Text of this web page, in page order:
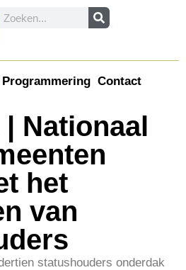
Programmering Contact
Nationaal
het
van
statushouders onderdak